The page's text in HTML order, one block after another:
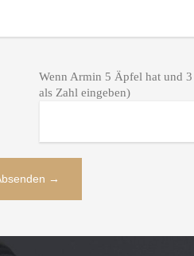
Wenn Armin 5 Äpfel hat und
als Zahl eingeben)